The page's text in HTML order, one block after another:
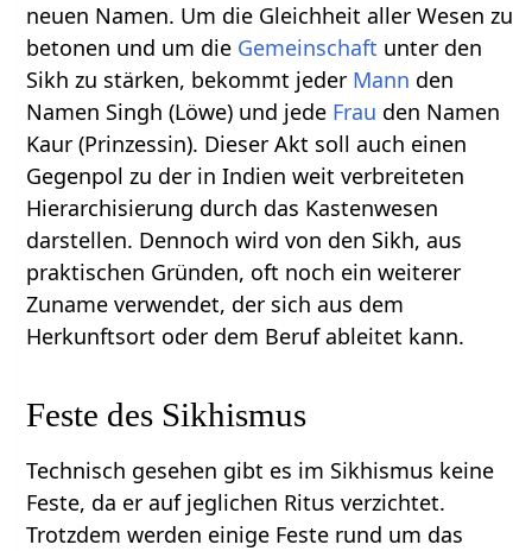
neuen Namen. Um die Gleichheit aller Wesen zu
betonen und um die Gemeinschaft unter den
Sikh zu stärken, bekommt jeder Mann den
Namen Singh (Löwe) und jede Frau den Namen
Kaur (Prinzessin). Dieser Akt soll auch einen
Gegenpol zu der in Indien weit verbreiteten
Hierarchisierung durch das Kastenwesen
darstellen. Dennoch wird von den Sikh, aus
praktischen Gründen, oft noch ein weiterer
Zuname verwendet, der sich aus dem
Herkunftsort oder dem Beruf ableitet kann.
Feste des Sikhismus
Technisch gesehen gibt es im Sikhismus keine
Feste, da er auf jeglichen Ritus verzichtet.
Trotzdem werden einige Feste rund um das